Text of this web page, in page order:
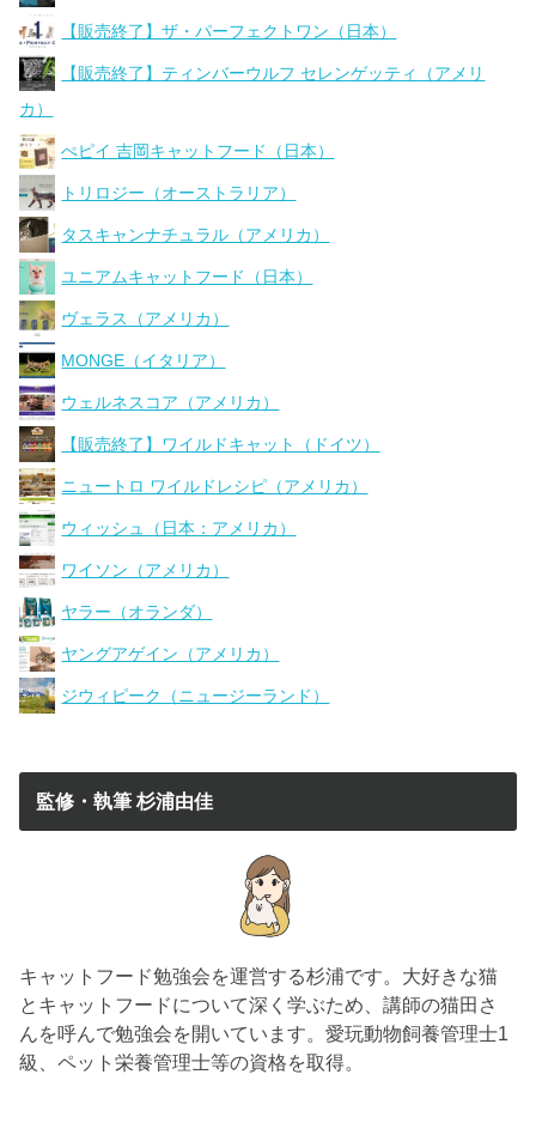
【販売終了】ザ・パーフェクトワン（日本）
【販売終了】ティンバーウルフ セレンゲッティ（アメリ
カ）
ぺピイ 吉岡キャットフード（日本）
トリロジー（オーストラリア）
タスキャンナチュラル（アメリカ）
ユニアムキャットフード（日本）
ヴェラス（アメリカ）
MONGE（イタリア）
ウェルネスコア（アメリカ）
【販売終了】ワイルドキャット（ドイツ）
ニュートロ ワイルドレシピ（アメリカ）
ウィッシュ（日本：アメリカ）
ワイソン（アメリカ）
ヤラー（オランダ）
ヤングアゲイン（アメリカ）
ジウィピーク（ニュージーランド）
監修・執筆 杉浦由佳
キャットフード勉強会を運営する杉浦です。大好きな猫
とキャットフードについて深く学ぶため、講師の猫田さ
んを呼んで勉強会を開いています。愛玩動物飼養管理士1
級、ペット栄養管理士等の資格を取得。